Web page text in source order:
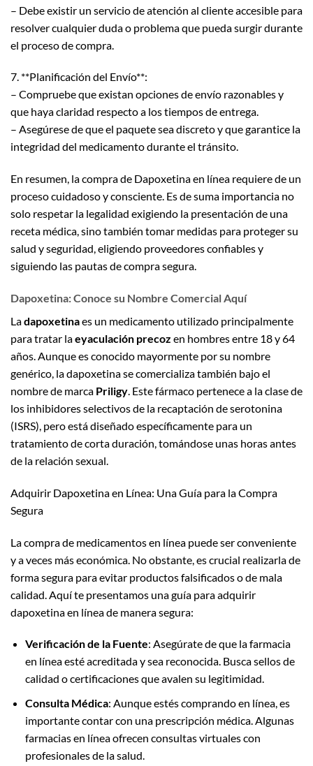
– Debe existir un servicio de atención al cliente accesible para
resolver cualquier duda o problema que pueda surgir durante
el proceso de compra.
7. **Planificación del Envío**:
– Compruebe que existan opciones de envío razonables y
que haya claridad respecto a los tiempos de entrega.
– Asegúrese de que el paquete sea discreto y que garantice la
integridad del medicamento durante el tránsito.
En resumen, la compra de Dapoxetina en línea requiere de un
proceso cuidadoso y consciente. Es de suma importancia no
solo respetar la legalidad exigiendo la presentación de una
receta médica, sino también tomar medidas para proteger su
salud y seguridad, eligiendo proveedores confiables y
siguiendo las pautas de compra segura.
Dapoxetina: Conoce su Nombre Comercial Aquí
Ladapoxetinaes un medicamento utilizado principalmente
para tratar laeyaculación precoz en hombres entre 18 y 64
años. Aunque es conocido mayormente por su nombre
genérico, la dapoxetina se comercializa también bajo el
nombre de marca Priligy. Este fármaco pertenece a la clase de
los inhibidores selectivos de la recaptación de serotonina
(ISRS), pero está diseñado específicamente para un
tratamiento de corta duración, tomándose unas horas antes
de la relación sexual.
Adquirir Dapoxetina en Línea: Una Guía para la Compra
Segura
La compra de medicamentos en línea puede ser conveniente
y a veces más económica. No obstante, es crucial realizarla de
forma segura para evitar productos falsificados o de mala
calidad. Aquí te presentamos una guía para adquirir
dapoxetina en línea de manera segura:
Verificación de la Fuente: Asegúrate de que la farmacia
en línea esté acreditada y sea reconocida. Busca sellos de
calidad o certificaciones que avalen su legitimidad.
Consulta Médica: Aunque estés comprando en línea, es
importante contar con una prescripción médica. Algunas
farmacias en línea ofrecen consultas virtuales con
profesionales de la salud.